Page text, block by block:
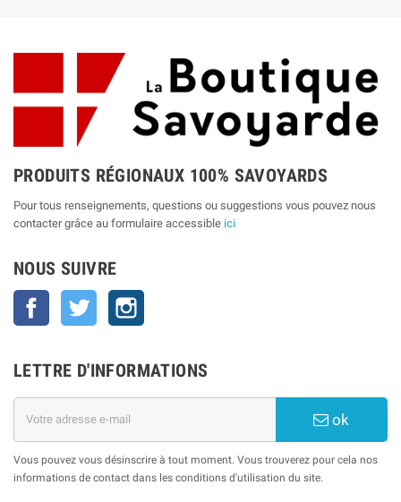
PRODUITS RÉGIONAUX 100% SAVOYARDS
Pour tous renseignements, questions ou suggestions vous pouvez nous
contacter grâce au formulaire accessible ici
NOUS SUIVRE
Facebook Twitter
LETTRE D'INFORMATIONS
ok
Vous pouvez vous désinscrire à tout moment. Vous trouverez pour cela nos
informations de contact dans les conditions d'utilisation du site.